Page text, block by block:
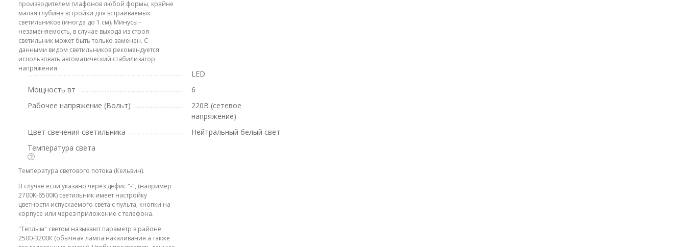
производителем плафонов любой формы, крайне
малая глубина встройки для встраиваемых
светильников (иногда до 1 см). Минусы -
незаменяемость, в случае выхода из строя
светильник может быть только заменен. С
данными видом светильников рекомендуется
использовать автоматический стабилизатор
напряжения.
LED
Мощность вт
6
Рабочее напряжение (Вольт)
220В (сетевое
напряжение)
Цвет свечения светильника
Нейтральный белый свет
Температура света
Температура светового потока (Кельвин).
В случае если указано через дефис "-", (например
2700К-6500К) светильник имеет настройку
цветности испускаемого света с пульта, кнопки на
корпусе или через приложение с телефона.
"Теплым" светом называют параметр в районе
2500-3200К (обычная лампа накаливания а также